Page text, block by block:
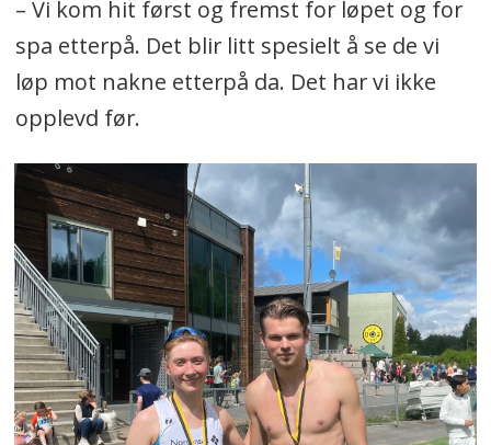
– Vi kom hit først og fremst for løpet og for
spa etterpå. Det blir litt spesielt å se de vi
løp mot nakne etterpå da. Det har vi ikke
opplevd før.